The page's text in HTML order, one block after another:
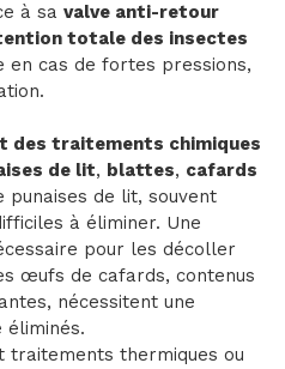
à sa valve anti-retour
totale des insectes
en cas de fortes pressions,
des traitements chimiques
de lit, blattes, cafards
de lit, souvent
à éliminer. Une
pour les décoller
œufs de cafards, contenus
nécessitent une
traitements thermiques ou